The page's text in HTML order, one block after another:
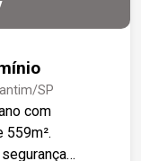
SP
com
559m².